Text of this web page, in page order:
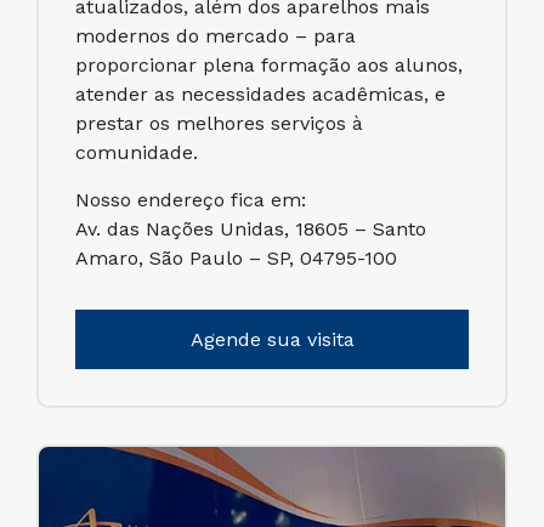
atualizados, além dos aparelhos mais
modernos do mercado – para
proporcionar plena formação aos alunos,
atender as necessidades acadêmicas, e
prestar os melhores serviços à
comunidade.
Nosso endereço fica em:
Av. das Nações Unidas, 18605 – Santo
Amaro, São Paulo – SP, 04795-100
Agende sua visita